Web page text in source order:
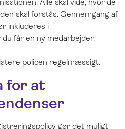
skal forstås. Gennemgang af
inkluderes i
får en ny medarbejder.
policen regelmæssigt.
for at
gør det muligt